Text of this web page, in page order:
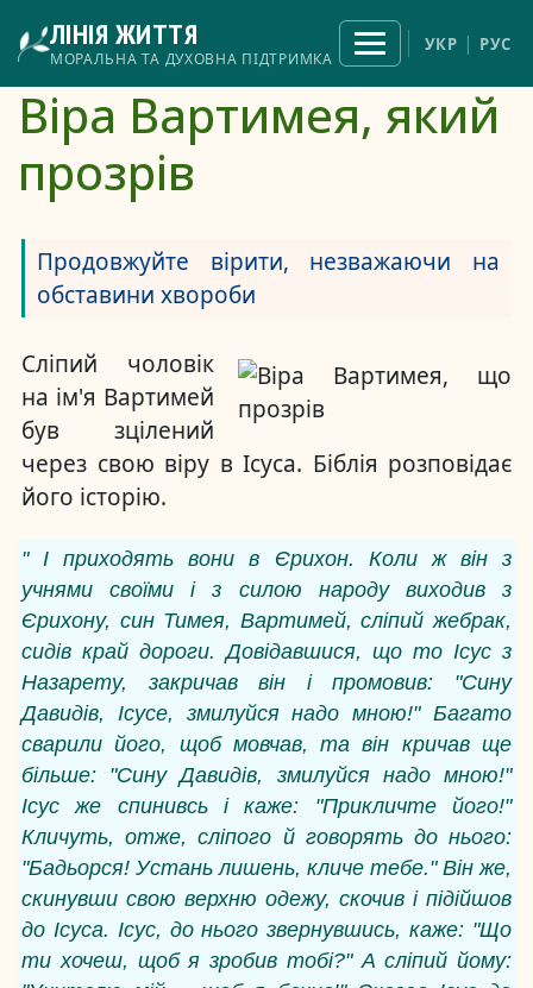
до
основного
вмісту
ЛІНІЯ ЖИТТЯ
МОРАЛЬНА ТА ДУХОВНА ПІДТРИМКА
Відкрити
меню
УКР РУС
Віра Вартимея, який
прозрів
Продовжуйте вірити, незважаючи на
обставини хвороби
Сліпий чоловік
на ім'я Вартимей
був зцілений
через свою віру в Ісуса. Біблія розповідає
його історію.
" І приходять вони в Єрихон. Коли ж він з
учнями своїми і з силою народу виходив з
Єрихону, син Тимея, Вартимей, сліпий жебрак,
сидів край дороги. Довідавшися, що то Ісус з
Назарету, закричав він і промовив: "Сину
Давидів, Ісусе, змилуйся надо мною!" Багато
сварили його, щоб мовчав, та він кричав ще
більше: "Сину Давидів, змилуйся надо мною!"
Ісус же спинивсь і каже: "Прикличте його!"
Кличуть, отже, сліпого й говорять до нього:
"Бадьорся! Устань лишень, кличе тебе." Він же,
скинувши свою верхню одежу, скочив і підійшов
до Ісуса. Ісус, до нього звернувшись, каже: "Що
ти хочеш, щоб я зробив тобі?" А сліпий йому: